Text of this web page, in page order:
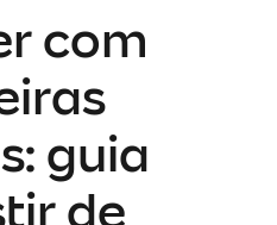
com
guia
de